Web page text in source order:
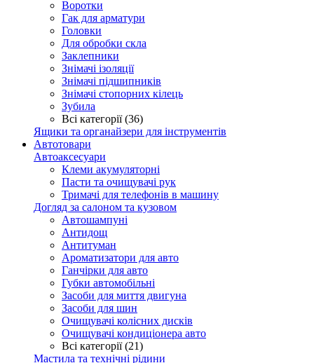
Воротки
Гак для арматури
Головки
Для обробки скла
Заклепники
Знімачі ізоляції
Знімачі підшипників
Знімачі стопорних кілець
Зубила
Всі категорії (36)
Ящики та органайзери для інструментів
Автотовари
Автоаксесуари
Клеми акумуляторні
Пасти та очищувачі рук
Тримачі для телефонів в машину
Догляд за салоном та кузовом
Автошампуні
Антидощ
Антитуман
Ароматизатори для авто
Ганчірки для авто
Губки автомобільні
Засоби для миття двигуна
Засоби для шин
Очищувачі колісних дисків
Очищувачі кондиціонера авто
Всі категорії (21)
Мастила та технічні рідини